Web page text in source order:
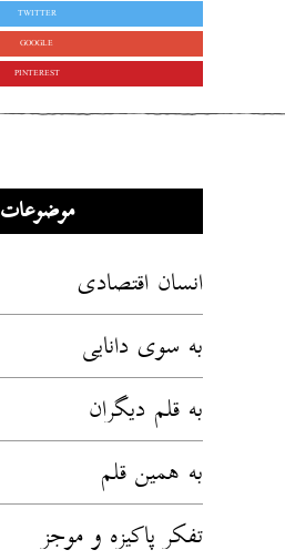
TWITTER
GOOGLE
PINTEREST
موضوعات
انسان اقتصادی
به سوی دانایی
به قلم دیگران
به همین قلم
تفکر پاکیزه و موجز